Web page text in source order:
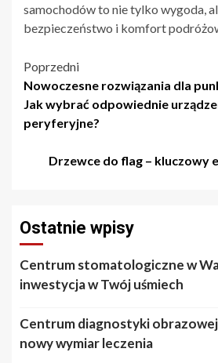
samochodów to nie tylko wygoda,
bezpieczeństwo i komfort
Nawigacja
wpisu
Poprzedni
Nowoczesne rozwiązania dla
Jak wybrać odpowiednie
peryferyjne?
Drzewce do flag – kluczowy
Ostatnie wpisy
Centrum stomatologiczne w
inwestycja w Twój uśmiech
Centrum diagnostyki
nowy wymiar leczenia